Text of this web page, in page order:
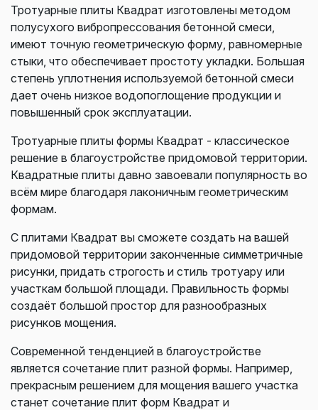
Тротуарные плиты Квадрат изготовлены методом
полусухого вибропрессования бетонной смеси,
имеют точную геометрическую форму, равномерные
стыки, что обеспечивает простоту укладки. Большая
степень уплотнения используемой бетонной смеси
дает очень низкое водопоглощение продукции и
повышенный срок эксплуатации.
Тротуарные плиты формы Квадрат - классическое
решение в благоустройстве придомовой территории.
Квадратные плиты давно завоевали популярность во
всём мире благодаря лаконичным геометрическим
формам.
С плитами Квадрат вы сможете создать на вашей
придомовой территории законченные симметричные
рисунки, придать строгость и стиль тротуару или
участкам большой площади. Правильность формы
создаёт большой простор для разнообразных
рисунков мощения.
Современной тенденцией в благоустройстве
является сочетание плит разной формы. Например,
прекрасным решением для мощения вашего участка
станет сочетание плит форм Квадрат и